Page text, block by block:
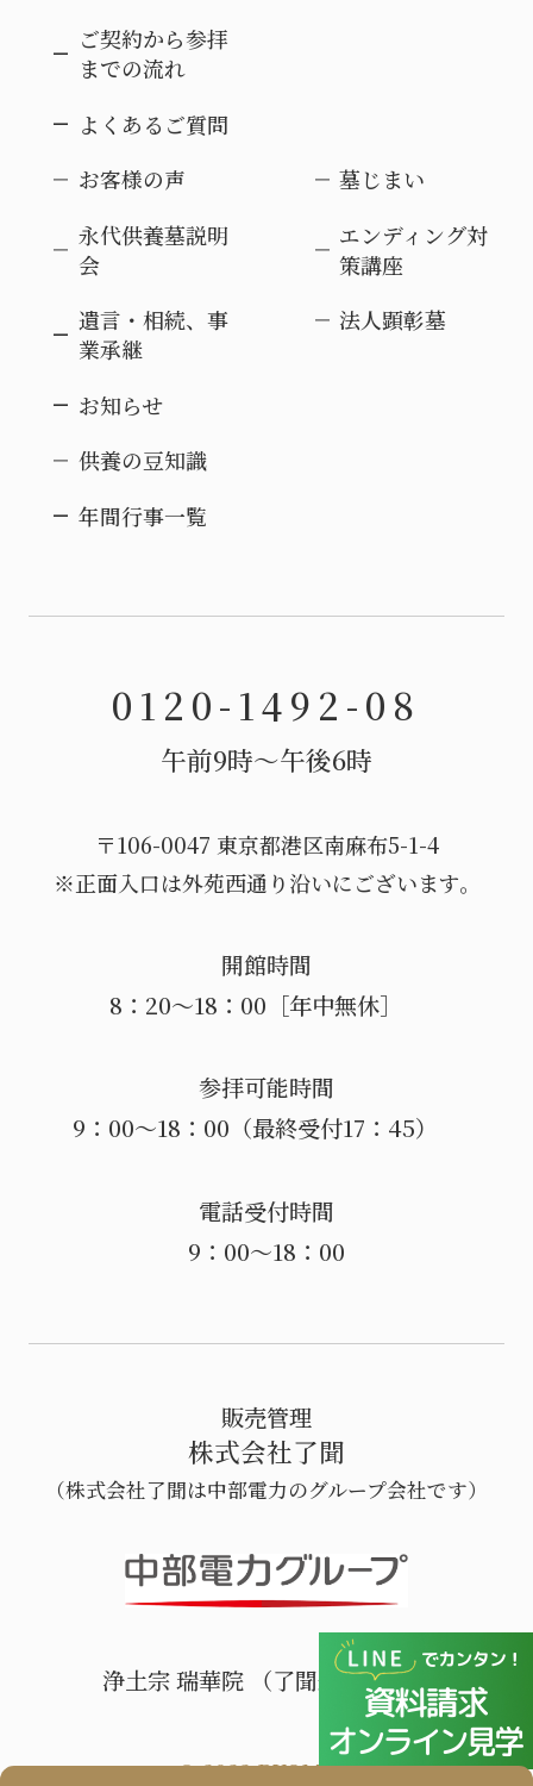
ご契約から参拝
までの流れ
よくあるご質問
お客様の声
墓じまい
永代供養墓説明
会
エンディング対
策講座
遺言・相続、事
業承継
法人顕彰墓
お知らせ
供養の豆知識
年間行事一覧
0120-1492-08
午前9時〜午後6時
〒106-0047 東京都港区南麻布5-1-4
※正面入口は外苑西通り沿いにございます。
開館時間
8：20～18：00［年中無休］
参拝可能時間
9：00～18：00（最終受付17：45）
電話受付時間
9：00～18：00
販売管理
株式会社了聞
（株式会社了聞は中部電力のグループ会社です）
浄土宗 瑞華院 （了聞運営寺院）
© 2022 RYOMON